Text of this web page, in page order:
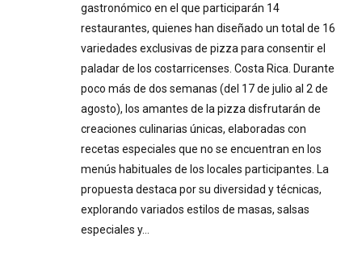
gastronómico en el que participarán 14
restaurantes, quienes han diseñado un total de 16
variedades exclusivas de pizza para consentir el
paladar de los costarricenses. Costa Rica. Durante
poco más de dos semanas (del 17 de julio al 2 de
agosto), los amantes de la pizza disfrutarán de
creaciones culinarias únicas, elaboradas con
recetas especiales que no se encuentran en los
menús habituales de los locales participantes. La
propuesta destaca por su diversidad y técnicas,
explorando variados estilos de masas, salsas
especiales y…